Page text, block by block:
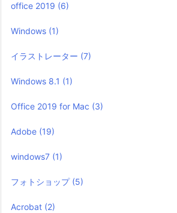
office 2019 (6)
Windows (1)
イラストレーター (7)
Windows 8.1 (1)
Office 2019 for Mac (3)
Adobe (19)
windows7 (1)
フォトショップ (5)
Acrobat (2)